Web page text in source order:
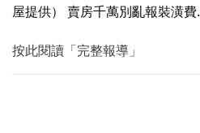
屋提供） 賣房千萬別亂報裝潢費
按此閱讀「完整報導」